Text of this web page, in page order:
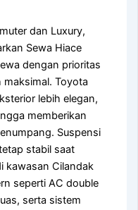
dan Luxury,
Sewa Hiace
dengan prioritas
Toyota
lebih elegan,
memberikan
Suspensi
stabil saat
kawasan Cilandak
seperti AC double
serta sistem